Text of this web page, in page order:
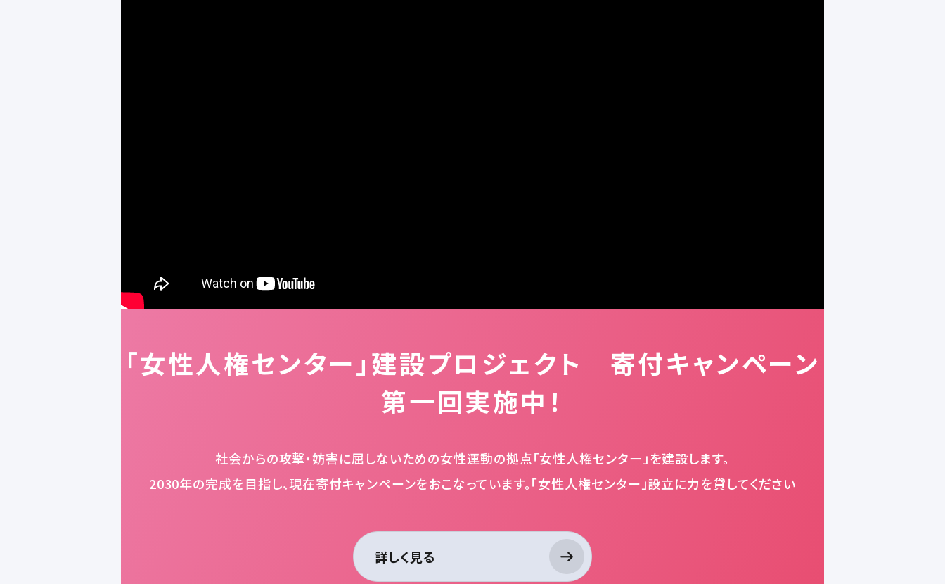
「女性人権センター」建設プロジェクト 寄付キャンペーン
第一回実施中！
社会からの攻撃・妨害に屈しないための女性運動の拠点「女性人権センター」を建設します。
2030年の完成を目指し、現在寄付キャンペーンをおこなっています。「女性人権センター」設立に力を貸してください
詳しく見る